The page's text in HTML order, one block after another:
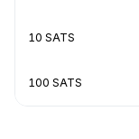
10 SATS
100 SATS